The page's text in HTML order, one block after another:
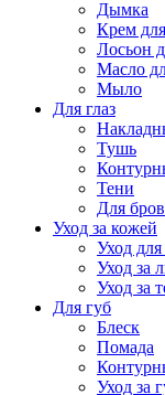
Дымка
Крем
Лосьон
Масло
Мыло
Для глаз
Тушь
Тени
Для
Уход за кожей
Уход
Уход за
Уход за
Для губ
Блеск
Помада
Уход за